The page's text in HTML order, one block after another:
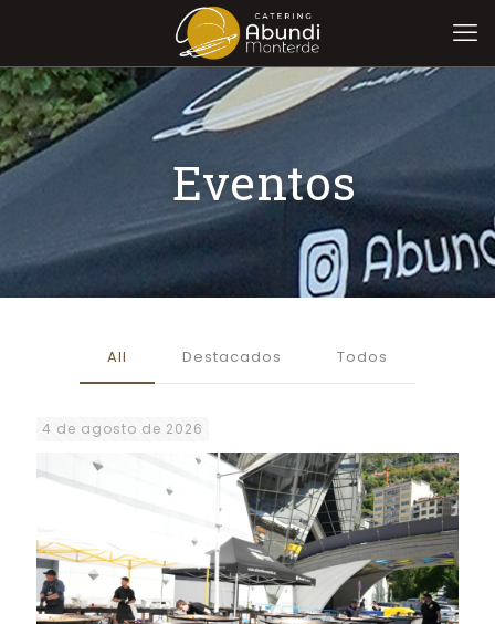
Eventos
All Destacados Todos
4 de agosto de 2026